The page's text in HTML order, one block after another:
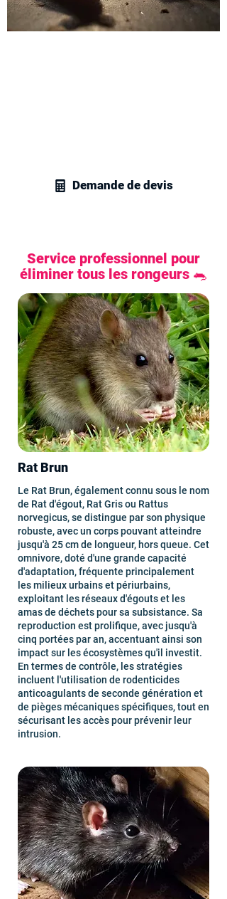
Demande de devis
Service professionnel pour
éliminer tous les rongeurs 🐀
Rat Brun
Le Rat Brun, également connu sous le nom
de Rat d'égout, Rat Gris ou Rattus
norvegicus, se distingue par son physique
robuste, avec un corps pouvant atteindre
jusqu'à 25 cm de longueur, hors queue. Cet
omnivore, doté d'une grande capacité
d'adaptation, fréquente principalement
les milieux urbains et périurbains,
exploitant les réseaux d'égouts et les
amas de déchets pour sa subsistance. Sa
reproduction est prolifique, avec jusqu'à
cinq portées par an, accentuant ainsi son
impact sur les écosystèmes qu'il investit.
En termes de contrôle, les stratégies
incluent l'utilisation de rodenticides
anticoagulants de seconde génération et
de pièges mécaniques spécifiques, tout en
sécurisant les accès pour prévenir leur
intrusion.